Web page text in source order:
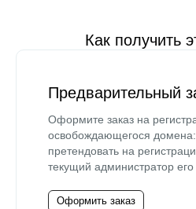
Как получить
Предварительный
Оформите заказ на
освобождающегося
претендовать на
текущий администратор его
Оформить заказ